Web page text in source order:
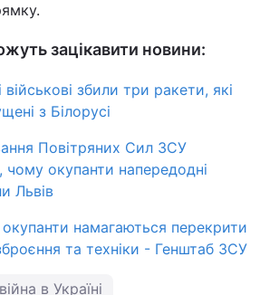
зацікавити новини:
збили три ракети, які
з Білорусі
Повітряних Сил ЗСУ
чому окупанти напередодні
Львів
окупанти намагаються перекрити
та техніки - Генштаб ЗСУ
війна в Україні